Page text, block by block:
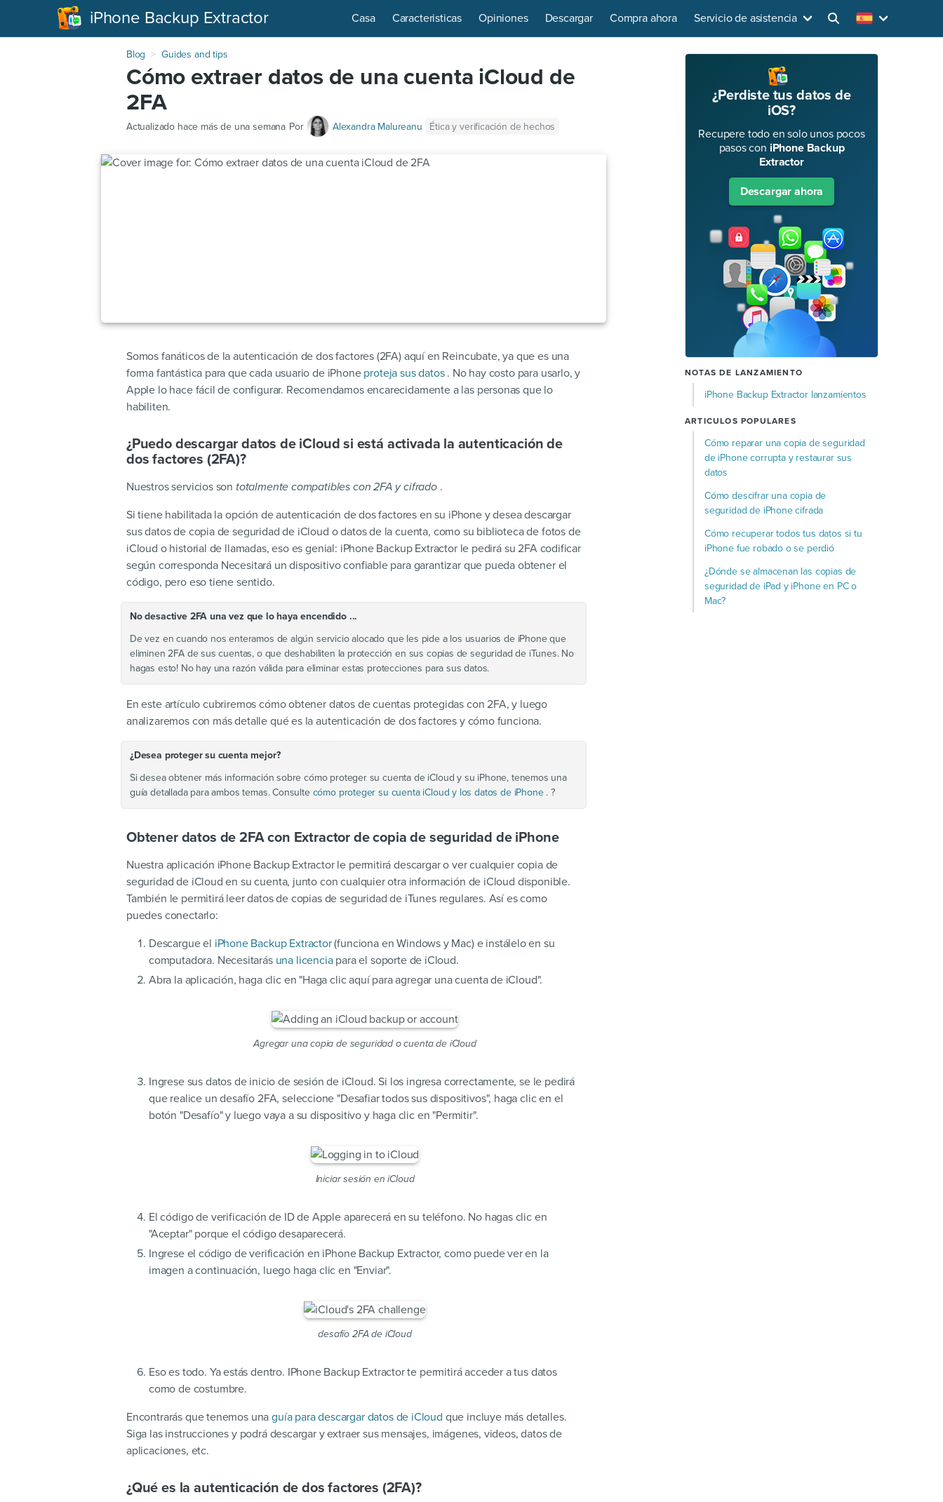
iPhone Backup Extractor Casa Caracteristicas Opiniones Descargar Compra ahora Servicio de asistencia
Blog Guides and tips
Cómo extraer datos de una cuenta iCloud de
2FA
Actualizado hace más de una semana Por Alexandra Malureanu Ética y verificación de hechos
Somos fanáticos de la autenticación de dos factores (2FA) aquí en Reincubate, ya que es una
forma fantástica para que cada usuario de iPhone proteja sus datos. No hay costo para usarlo, y
Apple lo hace fácil de configurar. Recomendamos encarecidamente a las personas que lo
habiliten.
¿Puedo descargar datos de iCloud si está activada la autenticación de
dos factores (2FA)?
Nuestros servicios son totalmente compatibles con 2FA y cifrado.
Si tiene habilitada la opción de autenticación de dos factores en su iPhone y desea descargar
sus datos de copia de seguridad de iCloud o datos de la cuenta, como su biblioteca de fotos de
iCloud o historial de llamadas, eso es genial: iPhone Backup Extractor le pedirá su 2FA codificar
según corresponda Necesitará un dispositivo confiable para garantizar que pueda obtener el
código, pero eso tiene sentido.
No desactive 2FA una vez que lo haya encendido ...
De vez en cuando nos enteramos de algún servicio alocado que les pide a los usuarios de iPhone que
eliminen 2FA de sus cuentas, o que deshabiliten la protección en sus copias de seguridad de iTunes. No
hagas esto! No hay una razón válida para eliminar estas protecciones para sus datos.
En este artículo cubriremos cómo obtener datos de cuentas protegidas con 2FA, y luego
analizaremos con más detalle qué es la autenticación de dos factores y cómo funciona.
¿Desea proteger su cuenta mejor?
Si desea obtener más información sobre cómo proteger su cuenta de iCloud y su iPhone, tenemos una
guía detallada para ambos temas. Consulte cómo proteger su cuenta iCloud y los datos de iPhone. ?
Obtener datos de 2FA con Extractor de copia de seguridad de iPhone
Nuestra aplicación iPhone Backup Extractor le permitirá descargar o ver cualquier copia de
seguridad de iCloud en su cuenta, junto con cualquier otra información de iCloud disponible.
También le permitirá leer datos de copias de seguridad de iTunes regulares. Así es como
puedes conectarlo:
Descargue el iPhone Backup Extractor(funciona en Windows y Mac) e instálelo en su
computadora. Necesitarás una licenciapara el soporte de iCloud.
Abra la aplicación, haga clic en "Haga clic aquí para agregar una cuenta de iCloud".
Agregar una copia de seguridad o cuenta de iCloud
Ingrese sus datos de inicio de sesión de iCloud. Si los ingresa correctamente, se le pedirá
que realice un desafío 2FA, seleccione "Desafiar todos sus dispositivos", haga clic en el
botón "Desafío" y luego vaya a su dispositivo y haga clic en "Permitir".
Iniciar sesión en iCloud
El código de verificación de ID de Apple aparecerá en su teléfono. No hagas clic en
"Aceptar" porque el código desaparecerá.
Ingrese el código de verificación en iPhone Backup Extractor, como puede ver en la
imagen a continuación, luego haga clic en "Enviar".
desafío 2FA de iCloud
Eso es todo. Ya estás dentro. IPhone Backup Extractor te permitirá acceder a tus datos
como de costumbre.
Encontrarás que tenemos unaguía para descargar datos de iCloud que incluye más detalles.
Siga las instrucciones y podrá descargar y extraer sus mensajes, imágenes, videos, datos de
aplicaciones, etc.
¿Qué es la autenticación de dos factores (2FA)?
¿Perdiste tus datos de
iOS?
Recupere todo en solo unos pocos
pasos con iPhone Backup
Extractor
Descargar ahora
NOTAS DE LANZAMIENTO
iPhone Backup Extractor lanzamientos
ARTICULOS POPULARES
Cómo reparar una copia de seguridad
de iPhone corrupta y restaurar sus
datos
Cómo descifrar una copia de
seguridad de iPhone cifrada
Cómo recuperar todos tus datos si tu
iPhone fue robado o se perdió
¿Dónde se almacenan las copias de
seguridad de iPad y iPhone en PC o
Mac?